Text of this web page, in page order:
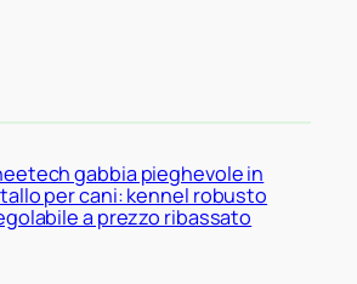
gabbia pieghevole in
per cani: kennel robusto
a prezzo ribassato